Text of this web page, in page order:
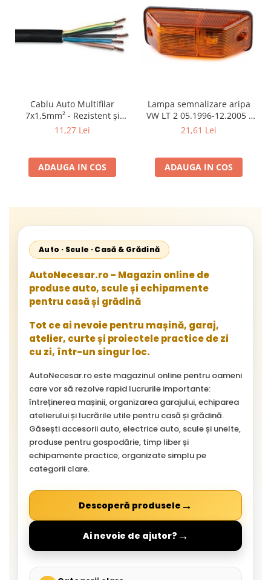
Cablu Auto Multifilar
7x1,5mm² - Rezistent și
Flexibil pentru Remorci 12V-
11,27 Lei
ADAUGA IN COS
Lampa semnalizare aripa
VW LT 2 05.1996-12.2005 ;
Mercedes Sprinter 1995-
Neoplan Euroliner,
Starliner,Centroliner,
21,61 Lei
ADAUGA IN COS
Auto · Scule · Casă & Grădină
AutoNecesar.ro – Magazin online de
produse auto, scule și echipamente
pentru casă și grădină
Tot ce ai nevoie pentru mașină, garaj,
atelier, curte și proiectele practice de zi
cu zi, într-un singur loc.
AutoNecesar.ro este magazinul online pentru oameni
care vor să rezolve rapid lucrurile importante:
întreținerea mașinii, organizarea garajului, echiparea
atelierului și lucrările utile pentru casă și grădină.
Găsești accesorii auto, electrice auto, scule și unelte,
produse pentru gospodărie, timp liber și
echipamente practice, organizate simplu pe
categorii clare.
Descoperă produsele →
Ai nevoie de ajutor? →